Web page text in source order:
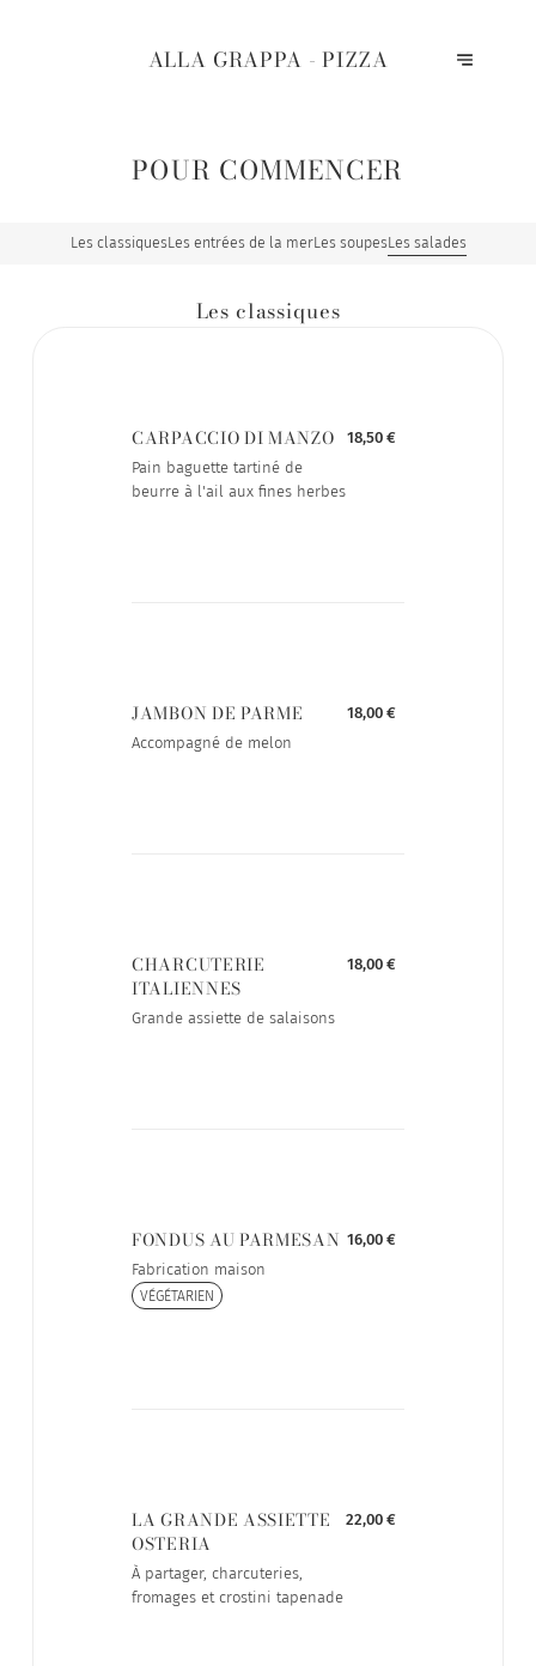
ALLA GRAPPA - PIZZA
POUR COMMENCER
Les classiquesLes entrées de la merLes soupesLes salades
Les classiques
CARPACCIO DI MANZO
Pain baguette tartiné de
beurre à l'ail aux fines herbes
18,50 €
JAMBON DE PARME
Accompagné de melon
18,00 €
CHARCUTERIE
ITALIENNES
Grande assiette de salaisons
18,00 €
FONDUS AU PARMESAN
Fabrication maison
VÉGÉTARIEN
16,00 €
LA GRANDE ASSIETTE
OSTERIA
À partager, charcuteries,
fromages et crostini tapenade
22,00 €